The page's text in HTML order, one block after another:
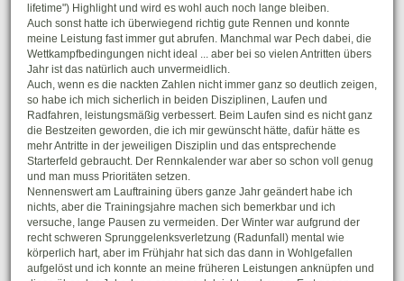
lifetime") Highlight und wird es wohl auch noch lange bleiben.
Auch sonst hatte ich überwiegend richtig gute Rennen und konnte
meine Leistung fast immer gut abrufen. Manchmal war Pech dabei, die
Wettkampfbedingungen nicht ideal ... aber bei so vielen Antritten übers
Jahr ist das natürlich auch unvermeidlich.
Auch, wenn es die nackten Zahlen nicht immer ganz so deutlich zeigen,
so habe ich mich sicherlich in beiden Disziplinen, Laufen und
Radfahren, leistungsmäßig verbessert. Beim Laufen sind es nicht ganz
die Bestzeiten geworden, die ich mir gewünscht hätte, dafür hätte es
mehr Antritte in der jeweiligen Disziplin und das entsprechende
Starterfeld gebraucht. Der Rennkalender war aber so schon voll genug
und man muss Prioritäten setzen.
Nennenswert am Lauftraining übers ganze Jahr geändert habe ich
nichts, aber die Trainingsjahre machen sich bemerkbar und ich
versuche, lange Pausen zu vermeiden. Der Winter war aufgrund der
recht schweren Sprunggelenksverletzung (Radunfall) mental wie
körperlich hart, aber im Frühjahr hat sich das dann in Wohlgefallen
aufgelöst und ich konnte an meine früheren Leistungen anknüpfen und